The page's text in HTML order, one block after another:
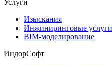
Услуги
Изыскания
Инжиниринговые услуги
BIM-моделирование
ИндорСофт